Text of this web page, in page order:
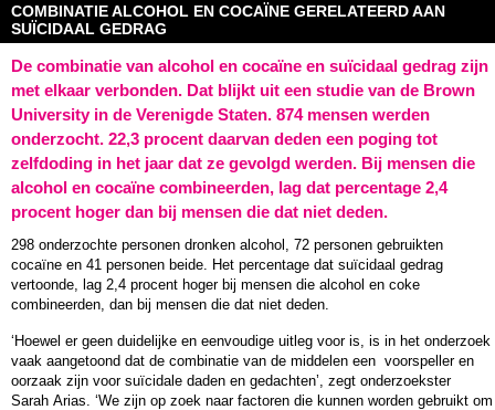
COMBINATIE ALCOHOL EN COCAÏNE GERELATEERD AAN
SUÏCIDAAL GEDRAG
De combinatie van alcohol en cocaïne en suïcidaal gedrag zijn
met elkaar verbonden. Dat blijkt uit een studie van de Brown
University in de Verenigde Staten. 874 mensen werden
onderzocht. 22,3 procent daarvan deden een poging tot
zelfdoding in het jaar dat ze gevolgd werden. Bij mensen die
alcohol en cocaïne combineerden, lag dat percentage 2,4
procent hoger dan bij mensen die dat niet deden.
298 onderzochte personen dronken alcohol, 72 personen gebruikten
cocaïne en 41 personen beide. Het percentage dat suïcidaal gedrag
vertoonde, lag 2,4 procent hoger bij mensen die alcohol en coke
combineerden, dan bij mensen die dat niet deden.
‘Hoewel er geen duidelijke en eenvoudige uitleg voor is, is in het onderzoek
vaak aangetoond dat de combinatie van de middelen een voorspeller en
oorzaak zijn voor suïcidale daden en gedachten’, zegt onderzoekster
Sarah Arias. ‘We zijn op zoek naar factoren die kunnen worden gebruikt om